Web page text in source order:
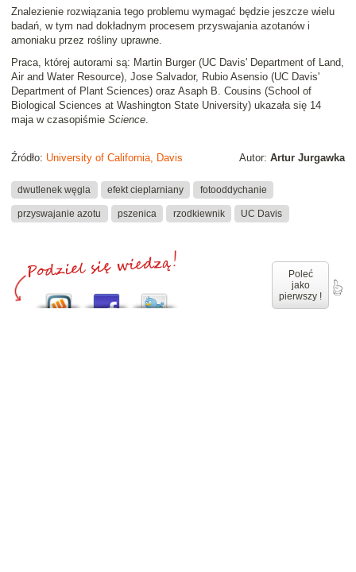
Znalezienie rozwiązania tego problemu wymagać będzie jeszcze wielu
badań, w tym nad dokładnym procesem przyswajania azotanów i
amoniaku przez rośliny uprawne.
Praca, której autorami są: Martin Burger (UC Davis' Department of Land,
Air and Water Resource), Jose Salvador, Rubio Asensio (UC Davis'
Department of Plant Sciences) oraz Asaph B. Cousins (School of
Biological Sciences at Washington State University) ukazała się 14
maja w czasopiśmie Science
Autor: Artur Jurgawka
Źródło: University of California, Davis
dwutlenek węgla efekt cieplarniany fotooddychanie
przyswajanie azotu pszenica rzodkiewnik UC Davis
Poleć
jako
pierwszy !